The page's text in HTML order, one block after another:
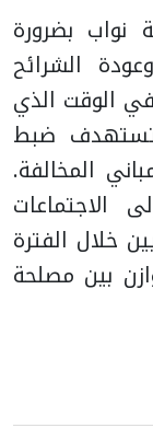
نواب بضرورة
الشرائح
في الوقت الذي
تستهدف ضبط
المخالفة.
الاجتماعات
خلال الفترة
بين مصلحة